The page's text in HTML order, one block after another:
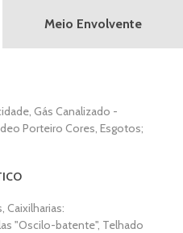
Gás Canalizado -
Porteiro Cores, Esgotos;
Caixilharias:
"Oscilo-batente", Telhado
Meio Envolvente